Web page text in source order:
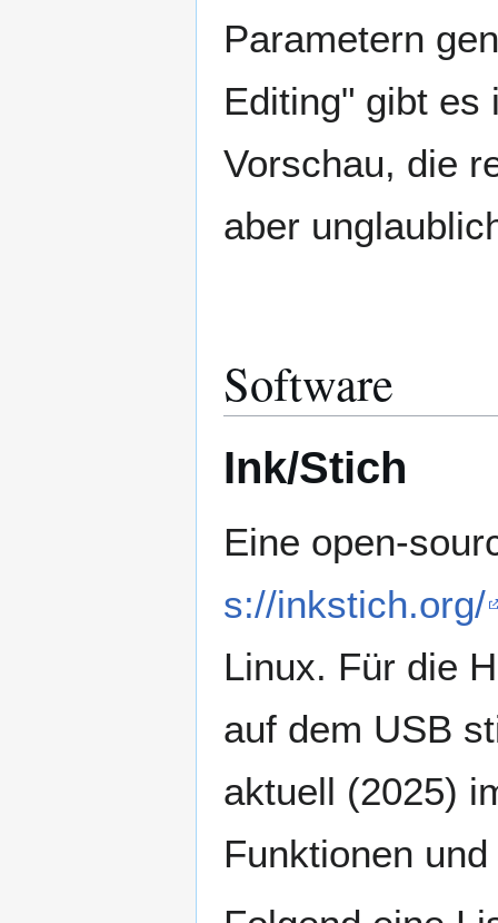
Parametern
Editing" gibt es
Vorschau, die
aber
Software
Ink/Stich
Eine open-
s://inkstich.org/
Linux. Für die
auf dem USB
aktuell (2025)
Funktionen